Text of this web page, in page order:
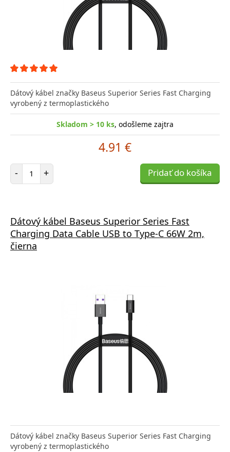
Dátový kábel značky Baseus Superior Series Fast Charging
vyrobený z termoplastického
Skladom > 10 ks, odošleme zajtra
4.91 €
- Počet položiek
+ Pridať do košíka
Dátový kábel Baseus Superior Series Fast
Charging Data Cable USB to Type-C 66W 2m,
čierna
Dátový kábel značky Baseus Superior Series Fast Charging
vyrobený z termoplastického